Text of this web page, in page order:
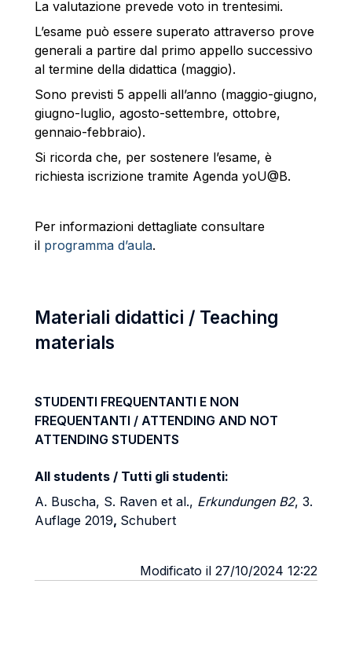
La valutazione prevede voto in trentesimi.
L’esame può essere superato attraverso prove
generali a partire dal primo appello successivo
al termine della didattica (maggio).
Sono previsti 5 appelli all’anno (maggio-giugno,
giugno-luglio, agosto-settembre, ottobre,
gennaio-febbraio).
Si ricorda che, per sostenere l’esame, è
richiesta iscrizione tramite Agenda yoU@B.
Per informazioni dettagliate consultare
il programma d’aula.
Materiali didattici / Teaching
materials
STUDENTI FREQUENTANTI E NON
FREQUENTANTI / ATTENDING AND NOT
ATTENDING STUDENTS
All students / Tutti gli studenti:
A. Buscha, S. Raven et al., Erkundungen B2, 3.
Auflage 2019, Schubert
Modificato il 27/10/2024 12:22